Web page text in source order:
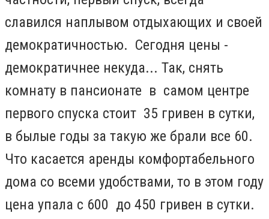
славился наплывом отдыхающих и своей
демократичностью. Сегодня цены -
демократичнее некуда... Так, снять
комнату в пансионате в самом центре
первого спуска стоит 35 гривен в сутки,
в былые годы за такую же брали все 60.
Что касается аренды комфортабельного
дома со всеми удобствами, то в этом году
цена упала с 600 до 450 гривен в сутки.